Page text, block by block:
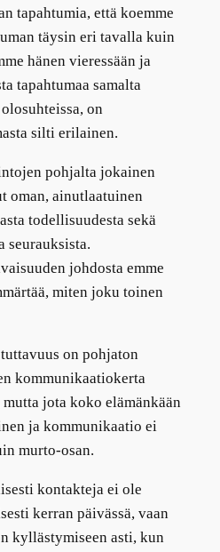
tapahtumia, että koemme
täysin eri tavalla kuin
hänen vieressään ja
tapahtumaa samalta
on
silti erilainen.
pohjalta jokainen
oman, ainutlaatuinen
todellisuudesta sekä
seurauksista.
johdosta emme
miten joku toinen
on pohjaton
kommunikaatiokerta
jota koko elämänkään
ja kommunikaatio ei
murto-osan.
kontakteja ei ole
kerran päivässä, vaan
kyllästymiseen asti, kun